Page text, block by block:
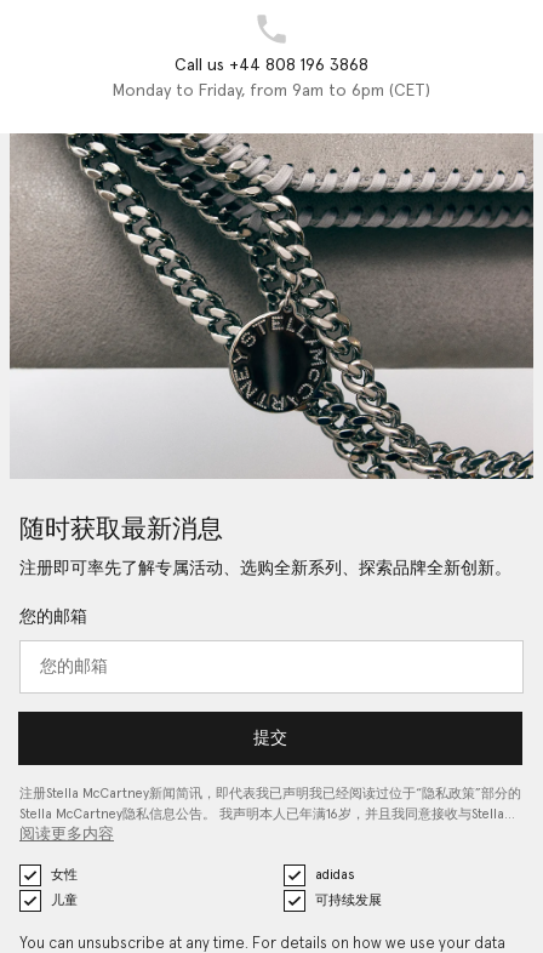
Call us +44 808 196 3868
Monday to Friday, from 9am to 6pm (CET)
随时获取最新消息
注册即可率先了解专属活动、选购全新系列、探索品牌全新创新。
您的邮箱
提交
注册Stella McCartney新闻简讯，即代表我已声明我已经阅读过位于“隐私政策”部分的
Stella McCartney隐私信息公告。 我声明本人已年满16岁，并且我同意接收与Stella…
阅读更多内容
女性
adidas
儿童
可持续发展
You can unsubscribe at any time. For details on how we use your data